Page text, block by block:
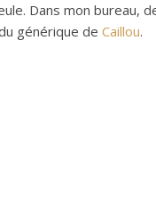
Dans mon bureau,
générique de Caillou.